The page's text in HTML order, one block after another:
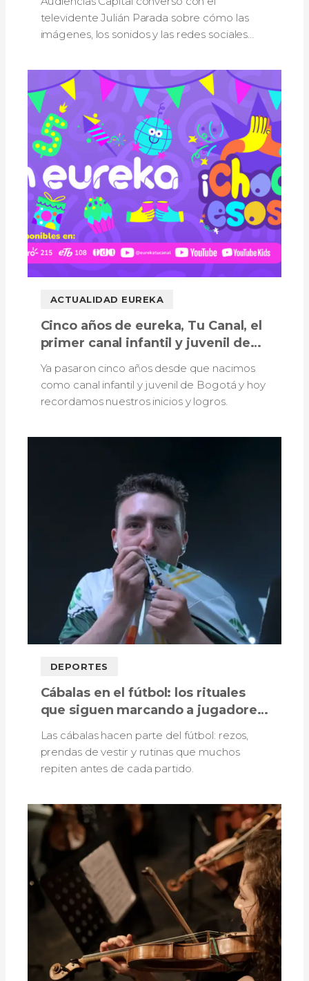
televidente Julián Parada sobre cómo las
imágenes, los sonidos y las redes sociales
Bogotá.
ACTUALIDAD EUREKA
Cinco años de eureka, Tu Canal, el
primer canal infantil y juvenil de
Ya pasaron cinco años desde que nacimos
como canal infantil y juvenil de Bogotá y hoy
recordamos nuestros inicios y logros.
DEPORTES
Cábalas en el fútbol: los rituales
que siguen marcando a jugadores,
Las cábalas hacen parte del fútbol: rezos,
prendas de vestir y rutinas que muchos
repiten antes de cada partido.